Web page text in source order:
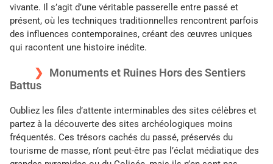
vivante. Il s’agit d’une véritable passerelle entre passé et
présent, où les techniques traditionnelles rencontrent parfois
des influences contemporaines, créant des œuvres uniques
qui racontent une histoire inédite.
Monuments et Ruines Hors des Sentiers
Battus
Oubliez les files d’attente interminables des sites célèbres et
partez à la découverte des sites archéologiques moins
fréquentés. Ces trésors cachés du passé, préservés du
tourisme de masse, n’ont peut-être pas l’éclat médiatique des